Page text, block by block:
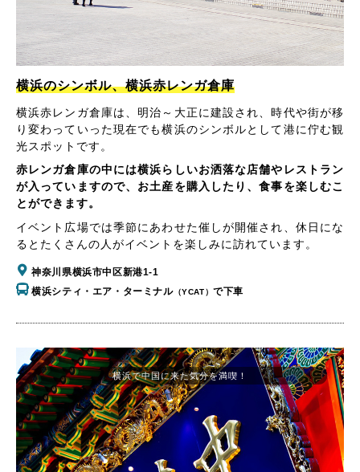
横浜のシンボル、横浜赤レンガ倉庫
横浜赤レンガ倉庫は、明治～大正に建設され、時代や街が移
り変わっていった現在でも横浜のシンボルとして港に佇む観
光スポットです。
赤レンガ倉庫の中には横浜らしいお洒落な店舗やレストラン
が入っていますので、お土産を購入したり、食事を楽しむこ
とができます。
イベント広場では季節にあわせた催しが開催され、休日にな
るとたくさんの人がイベントを楽しみに訪れています。
神奈川県横浜市中区新港1-1
横浜シティ・エア・ターミナル（YCAT）で下車
横浜で中国に来た気分を満喫！